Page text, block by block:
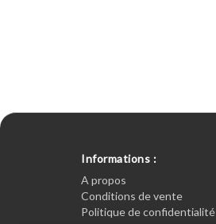
Informations :
A propos
Conditions de vente
Politique de confidentialité